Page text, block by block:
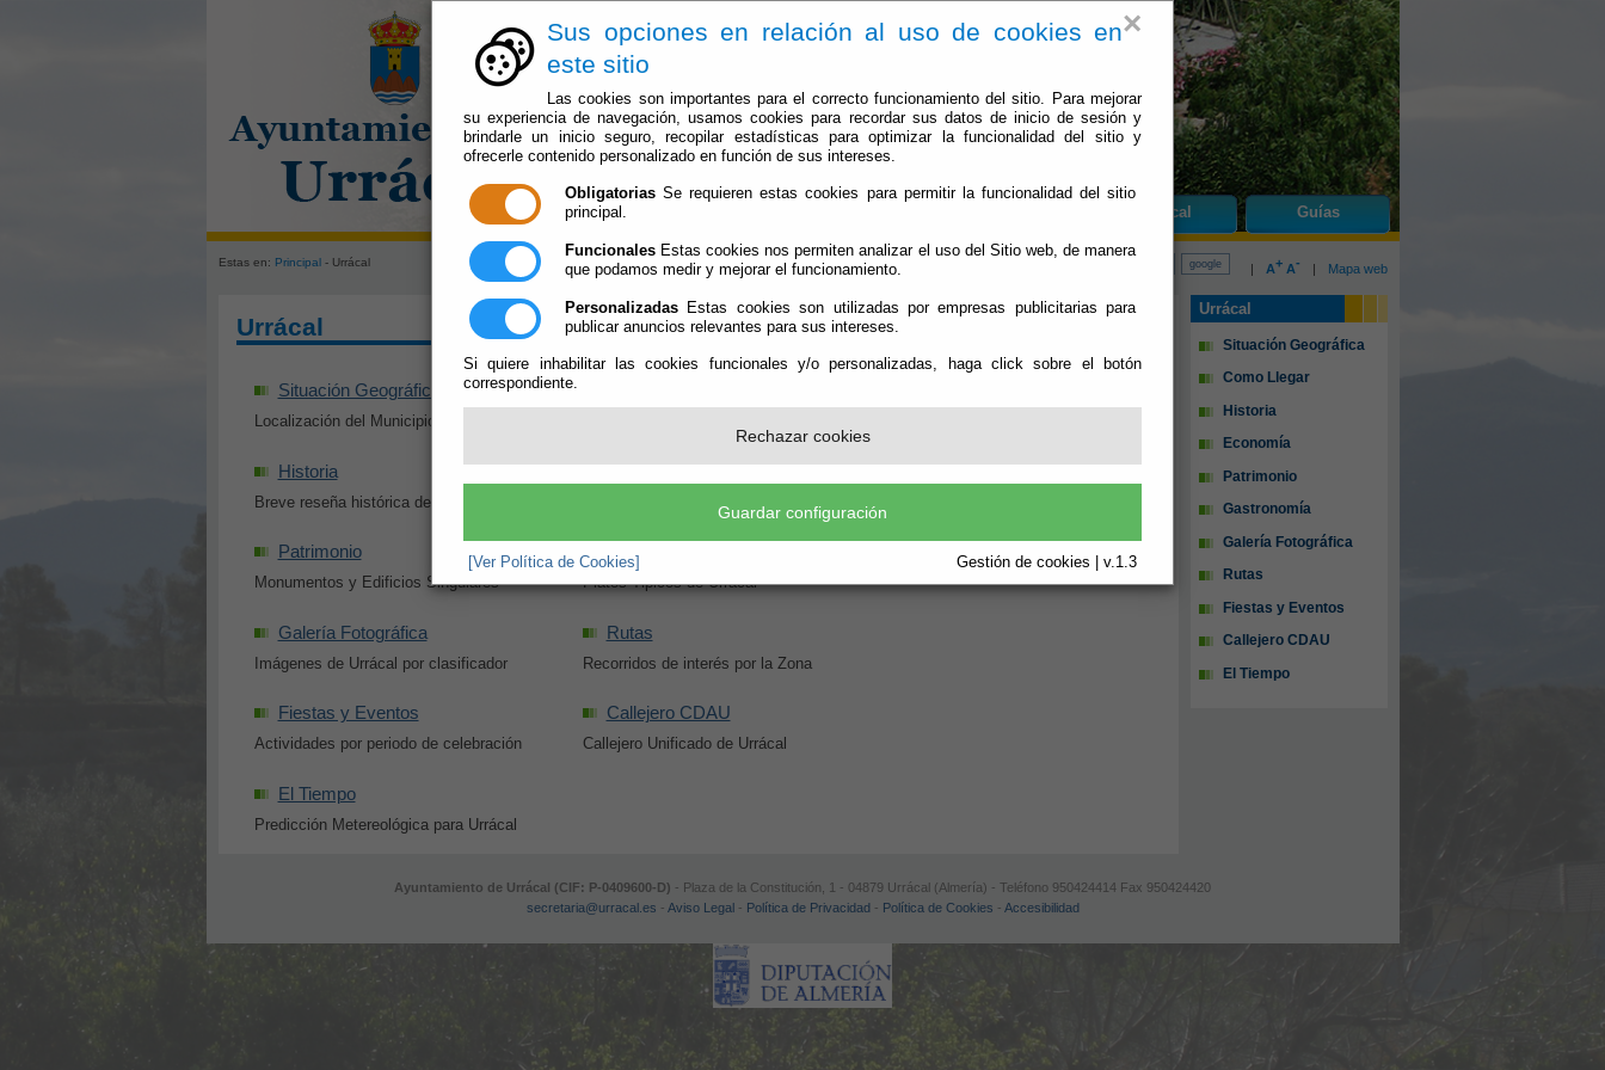
×
Sus opciones en relación al uso de cookies en
este sitio
Las cookies son importantes para el correcto funcionamiento del sitio. Para mejorar
su experiencia de navegación, usamos cookies para recordar sus datos de inicio de sesión y
brindarle un inicio seguro, recopilar estadísticas para optimizar la funcionalidad del sitio y
ofrecerle contenido personalizado en función de sus intereses.
Obligatorias Se requieren estas cookies para permitir la funcionalidad del sitio
principal.
Funcionales Estas cookies nos permiten analizar el uso del Sitio web, de manera
que podamos medir y mejorar el funcionamiento.
Personalizadas Estas cookies son utilizadas por empresas publicitarias para
publicar anuncios relevantes para sus intereses.
Si quiere inhabilitar las cookies funcionales y/o personalizadas, haga click sobre el botón
correspondiente.
Rechazar cookies
Guardar configuración
[Ver Política de Cookies] Gestión de cookies | v.1.3
Urrácal Guías
Estas en: Principal- Urrácal | A+ A- | Mapa web
Urrácal
Situación Geográfica
Como Llegar
Historia
Economía
Patrimonio
Gastronomía
Galería Fotográfica
Rutas
Fiestas y Eventos
Callejero CDAU
El Tiempo
Urrácal
Situación Geográfica
Localización del Municipio de Urrácal
Historia
Breve reseña histórica de Urrácal
Economía
Patrimonio
Monumentos y Edificios Singulares
Gastronomía
Platos Tipicos de Urrácal
Galería Fotográfica
Imágenes de Urrácal por clasificador
Rutas
Recorridos de interés por la Zona
Fiestas y Eventos
Actividades por periodo de celebración
Callejero CDAU
Callejero Unificado de Urrácal
El Tiempo
Predicción Metereológica para Urrácal
Ayuntamiento de Urrácal (CIF: P-0409600-D) - Plaza de la Constitución, 1 - 04879 Urrácal (Almería) - Teléfono 950424414 Fax 950424420
secretaria@urracal.es - Aviso Legal- Política de Privacidad- Política de Cookies - Accesibilidad